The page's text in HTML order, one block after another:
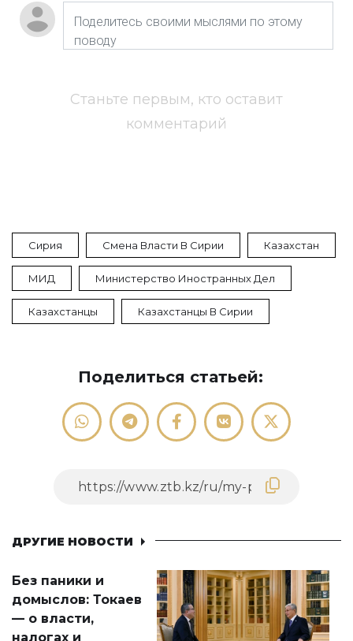
Станьте первым, кто оставит
комментарий
Сирия Смена Власти В Сирии Казахстан
МИД Министерство Иностранных Дел
Казахстанцы Казахстанцы В Сирии
Поделиться статьей:
ДРУГИЕ НОВОСТИ
Без паники и
домыслов: Токаев
— о власти,
налогах и